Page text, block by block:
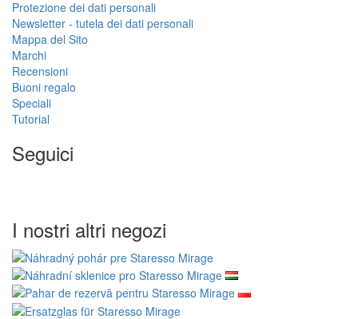
Protezione dei dati personali
Newsletter - tutela dei dati personali
Mappa del Sito
Marchi
Recensioni
Buoni regalo
Speciali
Tutorial
Seguici
I nostri altri negozi